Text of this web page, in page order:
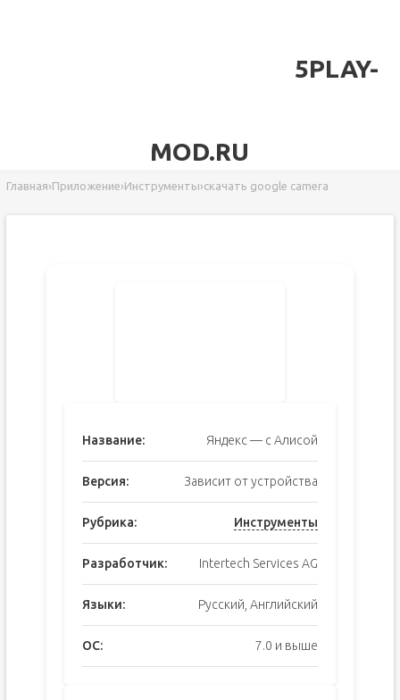
5PLAY-
MOD.RU
Главная›Приложение›Инструменты›скачать google camera
Название: Яндекс — с Алисой
Версия: Зависит от устройства
Рубрика: Инструменты
Разработчик: Intertech Services AG
Языки: Русский, Английский
ОС: 7.0 и выше